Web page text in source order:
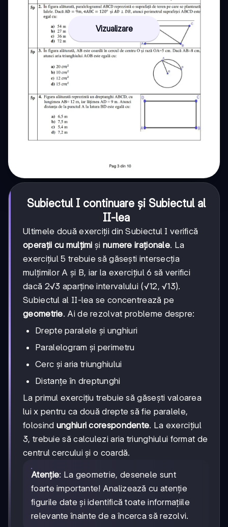
Vizualizare
Subiectul I continuare și Subiectul al
II-lea
Ultimele două exerciții din Subiectul I verifică
operații cu mulțimi și numere iraționale. La
exercițiul 5 trebuie să găsești intersecția
mulțimilor A și B, iar la exercițiul 6 să verifici
dacă 2√3 aparține intervalului (√12, √13).
Subiectul al II-lea se concentrează pe
geometrie. Ai de rezolvat probleme despre:
Drepte paralele și unghiuri
Paralelogram și perimetru
Cerc și aria triunghiului
Distanțe în dreptunghi
La primul exercițiu trebuie să găsești valoarea
lui x pentru ca două drepte să fie paralele,
folosind unghiuri corespondente. La exercițiul
3, trebuie să calculezi aria triunghiului format de
centrul cercului și o coardă.
Atenție: La geometrie, desenele sunt
foarte importante! Analizează cu atenție
figurile date și identifică toate informațiile
relevante înainte de a încerca să rezolvi.